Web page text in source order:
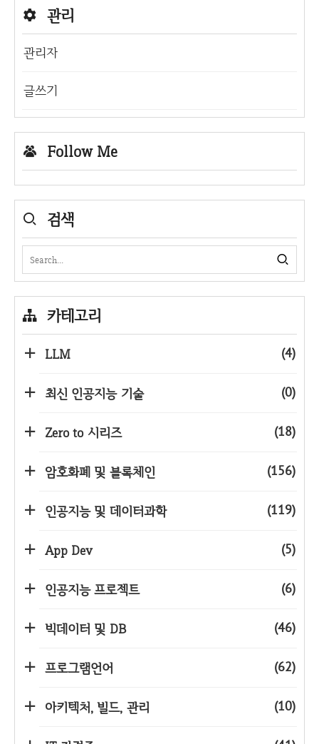
관리
관리자
글쓰기
Follow Me
검색
카테고리
LLM (4)
최신 인공지능 기술 (0)
Zero to 시리즈 (18)
암호화폐 및 블록체인 (156)
인공지능 및 데이터과학 (119)
App Dev (5)
인공지능 프로젝트 (6)
빅데이터 및 DB (46)
프로그램언어 (62)
아키텍처, 빌드, 관리 (10)